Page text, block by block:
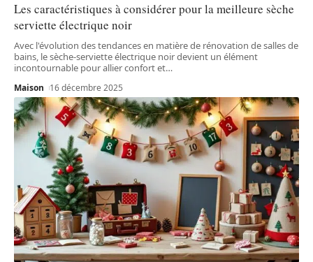
Les caractéristiques à considérer pour la meilleure sèche
serviette électrique noir
Avec l'évolution des tendances en matière de rénovation de salles de
bains, le sèche-serviette électrique noir devient un élément
incontournable pour allier confort et…
Maison 16 décembre 2025